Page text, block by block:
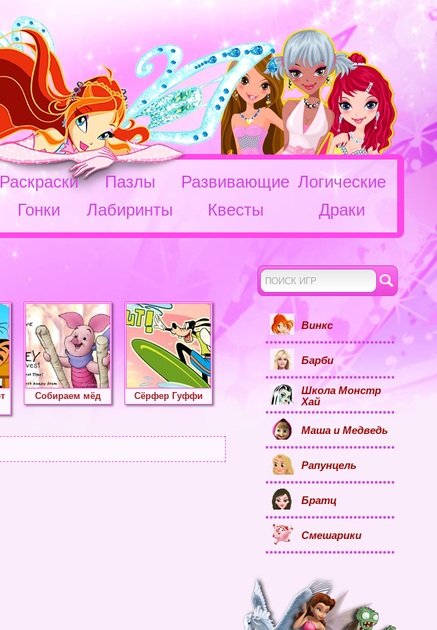
Раскраски Пазлы Развивающие Логические
Гонки Лабиринты Квесты Драки
Собираем мёд Сёрфер Гуффи
Винкс
Барби
Школа Монстр
Хай
Маша и Медведь
Рапунцель
Братц
Смешарики